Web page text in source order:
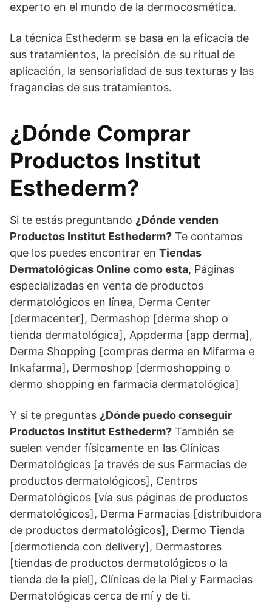
experto en el mundo de la dermocosmética.
La técnica Esthederm se basa en la eficacia de
sus tratamientos, la precisión de su ritual de
aplicación, la sensorialidad de sus texturas y las
fragancias de sus tratamientos.
¿Dónde Comprar
Productos Institut
Esthederm?
Si te estás preguntando ¿Dónde venden
Productos Institut Esthederm? Te contamos
que los puedes encontrar en Tiendas
Dermatológicas Online como esta, Páginas
especializadas en venta de productos
dermatológicos en línea, Derma Center
[dermacenter], Dermashop [derma shop o
tienda dermatológica], Appderma [app derma],
Derma Shopping [compras derma en Mifarma e
Inkafarma], Dermoshop [dermoshopping o
dermo shopping en farmacia dermatológica]
Y si te preguntas ¿Dónde puedo conseguir
Productos Institut Esthederm? También se
suelen vender físicamente en las Clínicas
Dermatológicas [a través de sus Farmacias de
productos dermatológicos], Centros
Dermatológicos [vía sus páginas de productos
dermatológicos], Derma Farmacias [distribuidora
de productos dermatológicos], Dermo Tienda
[dermotienda con delivery], Dermastores
[tiendas de productos dermatológicos o la
tienda de la piel], Clínicas de la Piel y Farmacias
Dermatológicas cerca de mí y de ti.